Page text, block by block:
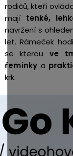
rodičů, kteří
mají tenké,
navržení s
let. Rámeček
se kterou ve
řemínky a
krk.